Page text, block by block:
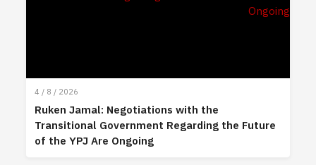
4 / 8 / 2026
Ruken Jamal: Negotiations with the
Transitional Government Regarding the Future
of the YPJ Are Ongoing